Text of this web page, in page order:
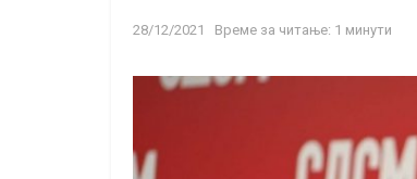
28/12/2021 Време за читање: 1 минути